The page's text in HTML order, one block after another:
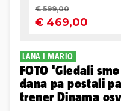
LANA I MARIO
FOTO 'Gledali
dana pa postali
trener Dinama